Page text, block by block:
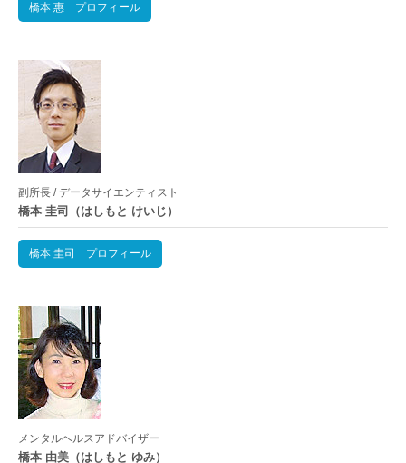
橋本 惠 プロフィール
副所長 / データサイエンティスト
橋本 圭司（はしもと けいじ）
橋本 圭司 プロフィール
メンタルヘルスアドバイザー
橋本 由美（はしもと ゆみ）